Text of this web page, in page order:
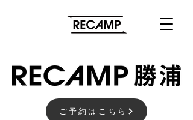
ご予約はこちら